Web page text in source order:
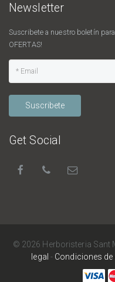
Newsletter
Suscribete a nuestro boletín
OFERTAS!
Suscribete
Get Social
© 2026 Herboristeria Sant
legal - Condiciones